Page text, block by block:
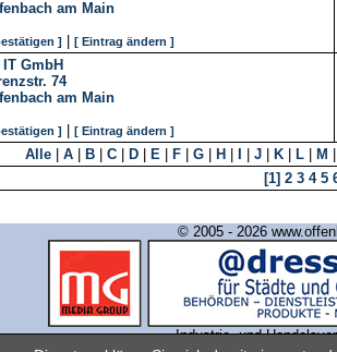
am Main
] [ Eintrag ändern ]
GmbH
74
am Main
] [ Eintrag ändern ]
Alle A B C D E F G H J K L M
[1] 2 3 4 5
© 2005 - 2026
Industrie- und